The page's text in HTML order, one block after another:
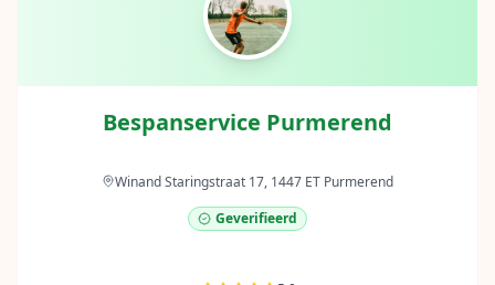
Bespanservice Purmerend
Winand Staringstraat 17, 1447 ET Purmerend
Geverifieerd